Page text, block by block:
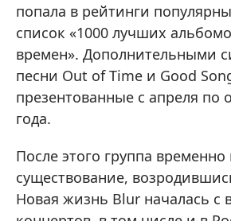
попала в рейтинги
список «1000 лучших
времен». Дополнительными
песни Out of Time и Good
презентованные с апреля по
года.
После этого группа временно
существование,
Новая жизнь Blur началась с